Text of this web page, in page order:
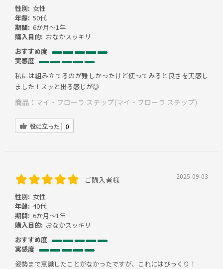
性別: 女性
年齢: 50代
期間: 6か月～1年
購入目的: おなかスッキリ
おすすめ度
実感度
私には組み立てるのが難しかったけど使ってみると良さを実感し
ました！スッと出る感じが◎
商品： マイ・フローラ ステップ(マイ・フローラ ステップ)
役に立った 0
ご購入者様 2025-09-03
性別: 女性
年齢: 40代
期間: 6か月～1年
購入目的: おなかスッキリ
おすすめ度
実感度
姿勢まで意識したことがなかったですが、これにはびっくり！